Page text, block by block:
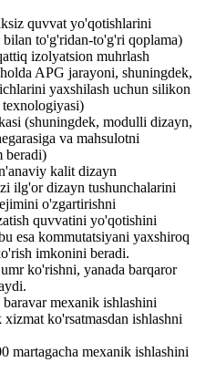
quvvat yo'qotishlarini
to'g'ridan-to'g'ri qoplama)
izolyatsion muhrlash
APG jarayoni, shuningdek,
yaxshilash uchun silikon
texnologiyasi)
(shuningdek, modulli dizayn,
va mahsulotni
beradi)
kalit dizayn
ilg'or dizayn tushunchalarini
o'zgartirishni
quvvatini yo'qotishini
esa kommutatsiyani yaxshiroq
imkonini beradi.
ko'rishni, yanada barqaror
mexanik ishlashini
ko'rsatmasdan ishlashni
martagacha mexanik ishlashini